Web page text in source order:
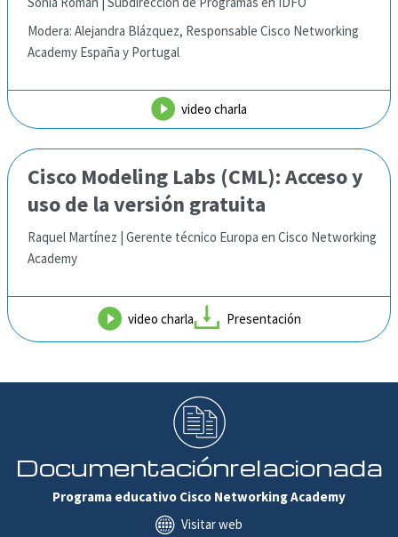
Modera: Alejandra Blázquez, Responsable Cisco Networking
Academy España y Portugal
video charla
Cisco Modeling Labs (CML):Acceso y
uso de la versión gratuita
Raquel Martínez | Gerente técnico Europa en Cisco Networking
Academy
video charla Presentación
Documentaciónrelacionada
Programa educativo Cisco Networking Academy
Visitar web